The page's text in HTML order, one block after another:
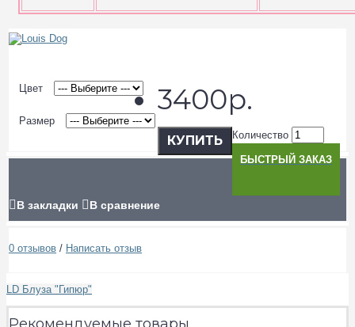
Цвет
Размер
3400р.
Количество
КУПИТЬ
БЫСТРЫЙ ЗАКАЗ
В закладки В сравнение
0 отзывов / Написать отзыв
LD Блуза "Гипюр"